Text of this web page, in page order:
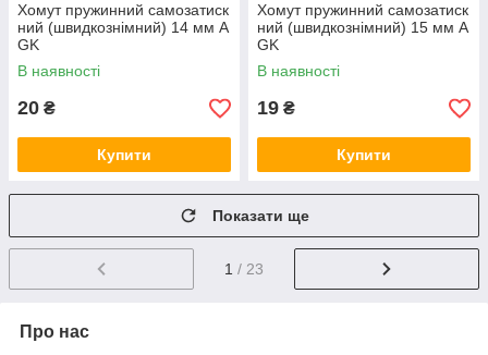
Хомут пружинний самозатиск
ний (швидкознімний) 14 мм A
GK
В наявності
20 ₴
Купити
Хомут пружинний самозатиск
ний (швидкознімний) 15 мм A
GK
В наявності
19 ₴
Купити
Показати ще
1 / 23
Про нас